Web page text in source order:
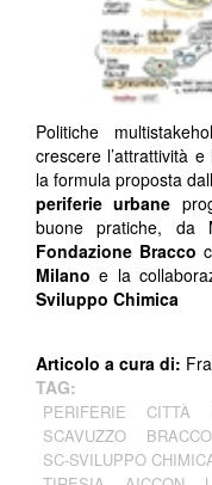
Politiche
crescere l’attrattività
la formula proposta
periferie urbane
buone pratiche, da
Fondazione Bracco
Milano e la
Sviluppo Chimica
Articolo a cura di:
TAG:
PERIFERIE CITTÀ
SCAVUZZO
BRACCO
SC-SVILUPPO